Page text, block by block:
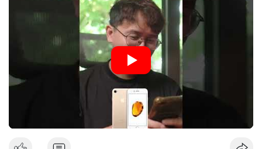
#phantichonchain
nhà sản xuất uy tín.
🎥 Xem video trực tiếp tại:
Nguồn: 5 Phút Crypto